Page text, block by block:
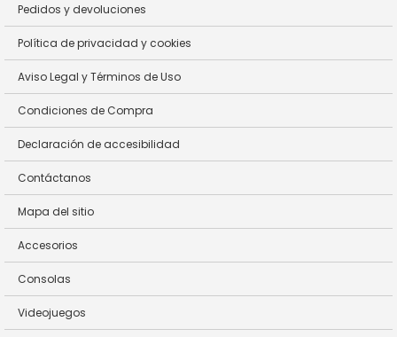
Pedidos y devoluciones
Política de privacidad y cookies
Aviso Legal y Términos de Uso
Condiciones de Compra
Declaración de accesibilidad
Contáctanos
Mapa del sitio
Accesorios
Consolas
Videojuegos